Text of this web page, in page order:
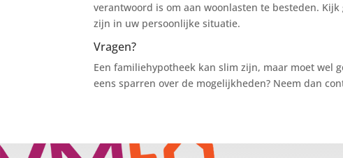
verantwoord is om aan woonlasten te besteden.
zijn in uw persoonlijke situatie.
Vragen?
Een familiehypotheek kan slim zijn, maar moet wel
eens sparren over de mogelijkheden? Neem dan